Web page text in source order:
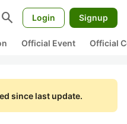
search Login Signup
Official Event Official
since last update.